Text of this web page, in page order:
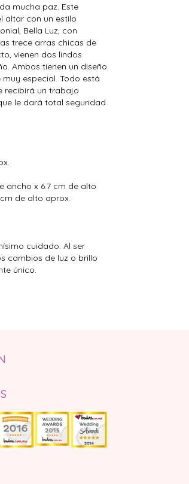
mucha paz. Este
altar con un estilo
Bella Luz, con
trece arras chicas de
vienen dos lindos
Ambos tienen un diseño
especial. Todo está
recibirá un trabajo
le dará total seguridad
ancho x 6.7 cm de alto
de alto aprox.
cuidado. Al ser
cambios de luz o brillo
único.